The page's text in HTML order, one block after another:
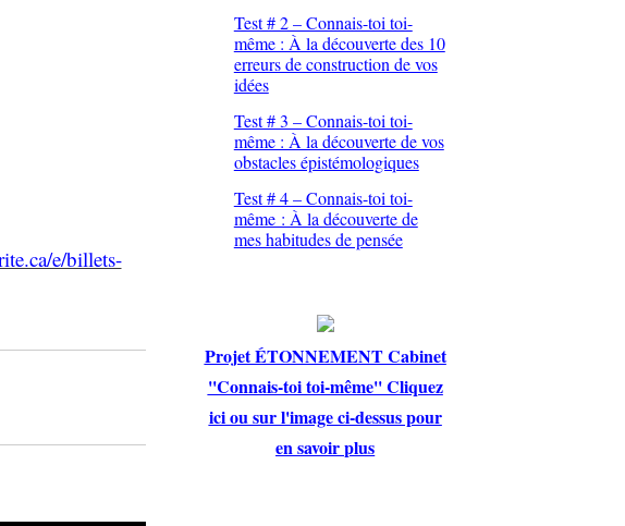
e/billets-
Test # 2 – Connais-toi toi-
même : À la découverte des 10
erreurs de construction de vos
idées
Test # 3 – Connais-toi toi-
même : À la découverte de vos
obstacles épistémologiques
Test # 4 – Connais-toi toi-
même : À la découverte de
mes habitudes de pensée
Projet ÉTONNEMENT Cabinet
''Connais-toi toi-même'' Cliquez
ici ou sur l'image ci-dessus pour
en savoir plus